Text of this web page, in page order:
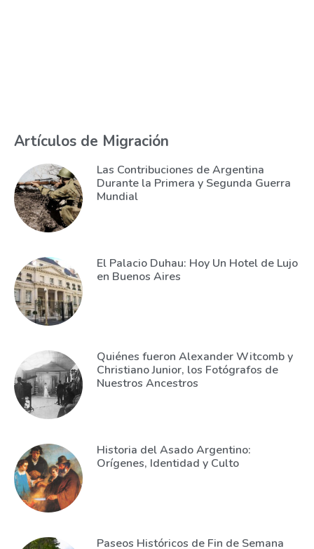
Artículos de Migración
Las Contribuciones de Argentina
Durante la Primera y Segunda Guerra
Mundial
El Palacio Duhau: Hoy Un Hotel de Lujo
en Buenos Aires
Quiénes fueron Alexander Witcomb y
Christiano Junior, los Fotógrafos de
Nuestros Ancestros
Historia del Asado Argentino:
Orígenes, Identidad y Culto
Paseos Históricos de Fin de Semana